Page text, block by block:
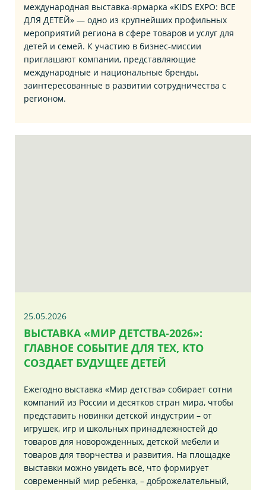
международная выставка‑ярмарка «KIDS EXPO: ВСЕ
ДЛЯ ДЕТЕЙ» — одно из крупнейших профильных
мероприятий региона в сфере товаров и услуг для
детей и семей. К участию в бизнес‑миссии
приглашают компании, представляющие
международные и национальные бренды,
заинтересованные в развитии сотрудничества с
регионом.
25.05.2026
ВЫСТАВКА «МИР ДЕТСТВА-2026»:
ГЛАВНОЕ СОБЫТИЕ ДЛЯ ТЕХ, КТО
СОЗДАЕТ БУДУЩЕЕ ДЕТЕЙ
Ежегодно выставка «Мир детства» собирает сотни
компаний из России и десятков стран мира, чтобы
представить новинки детской индустрии – от
игрушек, игр и школьных принадлежностей до
товаров для новорожденных, детской мебели и
товаров для творчества и развития. На площадке
выставки можно увидеть всё, что формирует
современный мир ребенка, – доброжелательный,